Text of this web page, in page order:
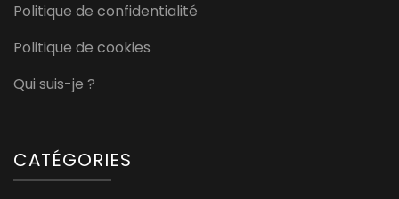
Politique de confidentialité
Politique de cookies
Qui suis-je ?
CATÉGORIES